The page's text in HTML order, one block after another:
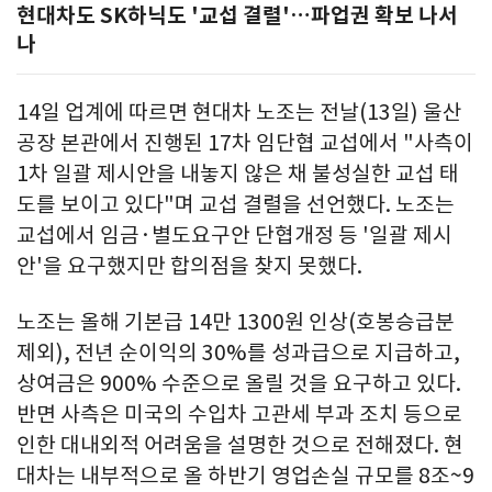
현대차도 SK하닉도 '교섭 결렬'…파업권 확보 나서
나
14일 업계에 따르면 현대차 노조는 전날(13일) 울산
공장 본관에서 진행된 17차 임단협 교섭에서 "사측이
1차 일괄 제시안을 내놓지 않은 채 불성실한 교섭 태
도를 보이고 있다"며 교섭 결렬을 선언했다. 노조는
교섭에서 임금·별도요구안 단협개정 등 '일괄 제시
안'을 요구했지만 합의점을 찾지 못했다.
노조는 올해 기본급 14만 1300원 인상(호봉승급분
제외), 전년 순이익의 30%를 성과급으로 지급하고,
상여금은 900% 수준으로 올릴 것을 요구하고 있다.
반면 사측은 미국의 수입차 고관세 부과 조치 등으로
인한 대내외적 어려움을 설명한 것으로 전해졌다. 현
대차는 내부적으로 올 하반기 영업손실 규모를 8조~9